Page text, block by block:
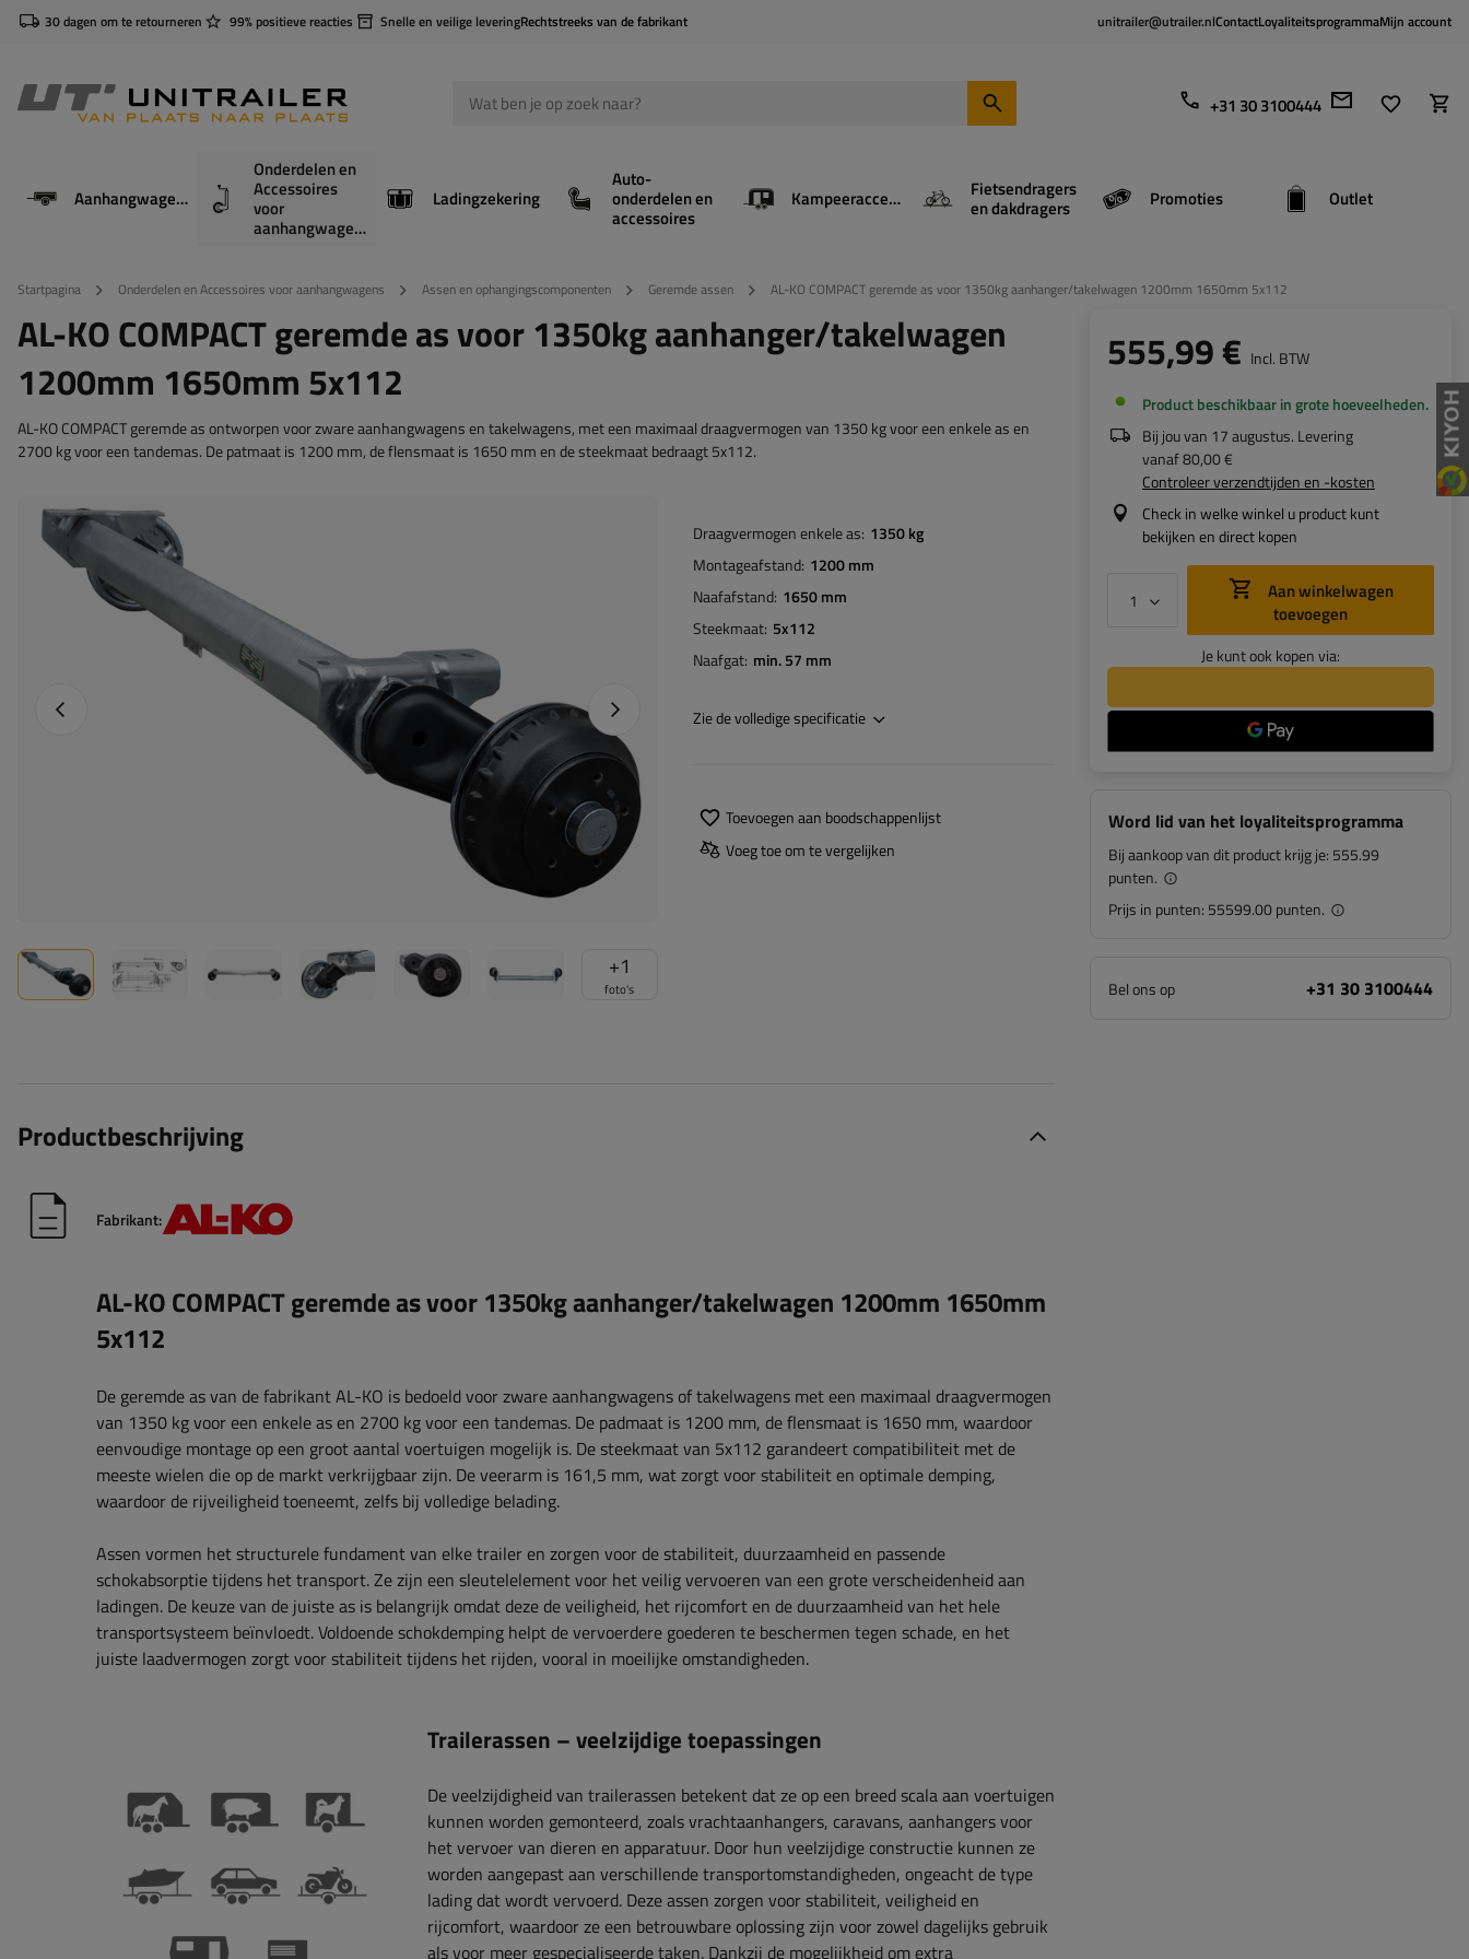
30 dagen om te retourneren 99% positieve reacties Snelle en veilige leveringRechtstreeks van de fabrikant unitrailer@utrailer.nlContactLoyaliteitsprogrammaMijn account
+31 30 3100444
Aanhangwagens
Onderdelen en
Accessoires
voor
aanhangwagens
Ladingzekering
Auto-
onderdelen en
accessoires
Kampeeraccessoires Fietsendragers
en dakdragers Promoties Outlet
Startpagina Onderdelen en Accessoires voor aanhangwagens Assen en ophangingscomponenten Geremde assen AL-KO COMPACT geremde as voor 1350kg aanhanger/takelwagen 1200mm 1650mm 5x112
AL-KO COMPACT geremde as voor 1350kg aanhanger/takelwagen
1200mm 1650mm 5x112
AL-KO COMPACT geremde as ontworpen voor zware aanhangwagens en takelwagens, met een maximaal draagvermogen van 1350 kg voor een enkele as en
2700 kg voor een tandemas. De patmaat is 1200 mm, de flensmaat is 1650 mm en de steekmaat bedraagt 5x112.
+1
foto's
Vorige foto Naprawa produktu
Draagvermogen enkele as 1350 kg
Montageafstand 1200 mm
Naafafstand 1650 mm
Steekmaat 5x112
Naafgat min. 57 mm
Zie de volledige specificatie
Toevoegen aan boodschappenlijst
Voeg toe om te vergelijken
555,99 € Incl. BTW
Product beschikbaar in grote hoeveelheden
Bij jou van 17 augustus. Levering
vanaf80,00 €
Controleer verzendtijden en -kosten
Check in welke winkel u product kunt
bekijken en direct kopen
toevoegen
Je kunt ook kopen via:
Word lid van het loyaliteitsprogramma
Bij aankoop van dit product krijg je: 555.99
punten.
Prijs in punten: 55599.00 punten.
Bel ons op +31 30 3100444
Productbeschrijving
Fabrikant:
AL-KO COMPACT geremde as voor 1350kg aanhanger/takelwagen 1200mm 1650mm
5x112
De geremde as van de fabrikant AL-KO is bedoeld voor zware aanhangwagens of takelwagens met een maximaal draagvermogen
van 1350 kg voor een enkele as en 2700 kg voor een tandemas. De padmaat is ​​1200 mm, de flensmaat is ​​1650 mm, waardoor
eenvoudige montage op een groot aantal voertuigen mogelijk is. De steekmaat van 5x112 garandeert compatibiliteit met de
meeste wielen die op de markt verkrijgbaar zijn. De veerarm is ​​161,5 mm, wat zorgt voor stabiliteit en optimale demping,
waardoor de rijveiligheid toeneemt, zelfs bij volledige belading.
Assen vormen het structurele fundament van elke trailer en zorgen voor de stabiliteit, duurzaamheid en passende
schokabsorptie tijdens het transport. Ze zijn een sleutelelement voor het veilig vervoeren van een grote verscheidenheid aan
ladingen. De keuze van de juiste as is belangrijk omdat deze de veiligheid, het rijcomfort en de duurzaamheid van het hele
transportsysteem beïnvloedt. Voldoende schokdemping helpt de vervoerdere goederen te beschermen tegen schade, en het
juiste laadvermogen zorgt voor stabiliteit tijdens het rijden, vooral in moeilijke omstandigheden.
Trailerassen – veelzijdige toepassingen
De veelzijdigheid van trailerassen betekent dat ze op een breed scala aan voertuigen
kunnen worden gemonteerd, zoals vrachtaanhangers, caravans, aanhangers voor
het vervoer van dieren en apparatuur. Door hun veelzijdige constructie kunnen ze
worden aangepast aan verschillende transportomstandigheden, ongeacht de type
lading dat wordt vervoerd. Deze assen zorgen voor stabiliteit, veiligheid en
rijcomfort, waardoor ze een betrouwbare oplossing zijn voor zowel dagelijks gebruik
als voor meer gespecialiseerde taken. Dankzij de mogelijkheid om extra